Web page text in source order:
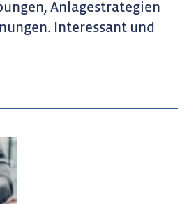
Anlagestrategien
Interessant und